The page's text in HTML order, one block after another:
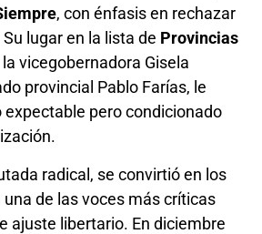
, con énfasis en rechazar
lugar en la lista de Provincias
vicegobernadora Gisela
provincial Pablo Farías, le
pero condicionado
radical, se convirtió en los
de las voces más críticas
ajuste libertario. En diciembre